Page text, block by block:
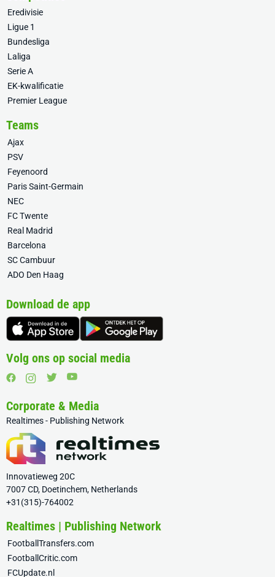
Eredivisie
Ligue 1
Bundesliga
Laliga
Serie A
EK-kwalificatie
Premier League
Teams
Ajax
PSV
Feyenoord
Paris Saint-Germain
NEC
FC Twente
Real Madrid
Barcelona
SC Cambuur
ADO Den Haag
Download de app
Volg ons op social media
Corporate & Media
Realtimes - Publishing Network
Innovatieweg 20C
7007 CD, Doetinchem, Netherlands
+31(315)-764002
Realtimes | Publishing Network
FootballTransfers.com
FootballCritic.com
FCUpdate.nl